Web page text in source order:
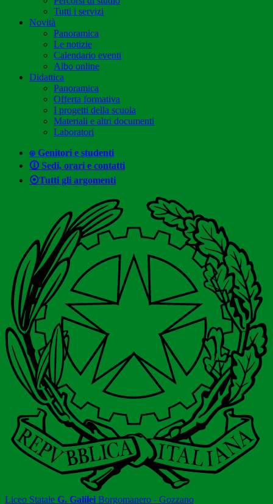
Tutti i servizi
Novità
Panoramica
Le notizie
Calendario eventi
Albo online
Didattica
Panoramica
Offerta formativa
I progetti della scuola
Materiali e altri documenti
Laboratori
⍟ Genitori e studenti
🛈 Sedi, orari e contatti
⦿Tutti gli argomenti
Liceo Statale G. Galilei Borgomanero - Gozzano